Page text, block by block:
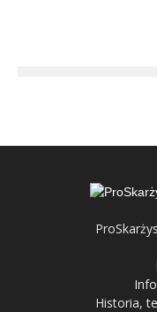
Historia,